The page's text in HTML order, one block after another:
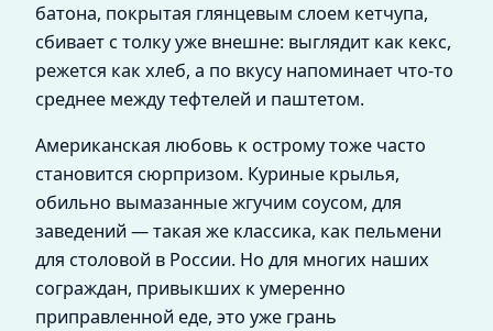
батона, покрытая глянцевым слоем кетчупа,
сбивает с толку уже внешне: выглядит как кекс,
режется как хлеб, а по вкусу напоминает что-то
среднее между тефтелей и паштетом.
Американская любовь к острому тоже часто
становится сюрпризом. Куриные крылья,
обильно вымазанные жгучим соусом, для
заведений — такая же классика, как пельмени
для столовой в России. Но для многих наших
сограждан, привыкших к умеренно
приправленной еде, это уже грань